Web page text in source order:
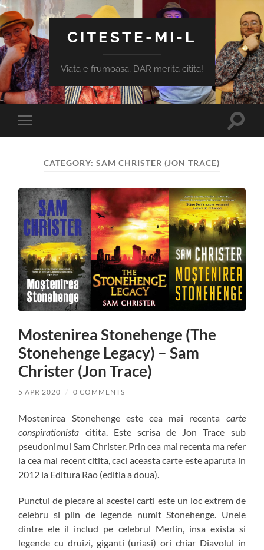
CITESTE-MI-L
Viata e frumoasa, DAR merita citita!
Toggle
mobile
Toggle
CATEGORY:SAM CHRISTER (JON TRACE)
Mostenirea Stonehenge (The
Stonehenge Legacy) – Sam
Christer (Jon Trace)
5 APR 2020 / 0 COMMENTS
Mostenirea Stonehenge este cea mai recenta carte
conspirationista citita. Este scrisa de Jon Trace sub
pseudonimul Sam Christer. Prin cea mai recenta ma refer
la cea mai recent citita, caci aceasta carte este aparuta in
2012 la Editura Rao (editia a doua).
Punctul de plecare al acestei carti este un loc extrem de
celebru si plin de legende numit Stonehenge. Unele
dintre ele il includ pe celebrul Merlin, insa exista si
legende cu druizi, giganti (uriasi) ori chiar Diavolul in